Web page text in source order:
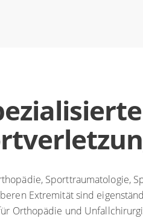
Sporttraumatologie,
Extremität sind
Orthopädie und